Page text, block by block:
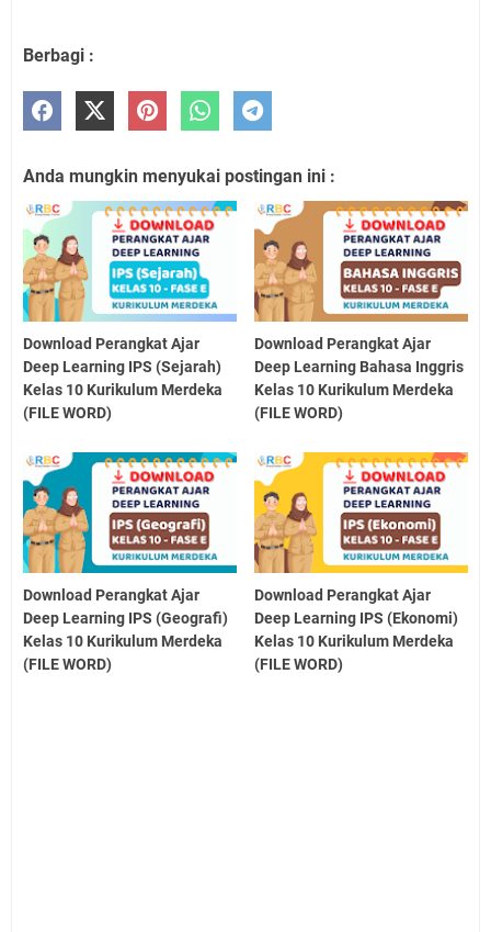
Berbagi :
Anda mungkin menyukai postingan ini :
Download Perangkat Ajar
Deep Learning IPS (Sejarah)
Kelas 10 Kurikulum Merdeka
(FILE WORD)
Download Perangkat Ajar
Deep Learning Bahasa Inggris
Kelas 10 Kurikulum Merdeka
(FILE WORD)
Download Perangkat Ajar
Deep Learning IPS (Geografi)
Kelas 10 Kurikulum Merdeka
(FILE WORD)
Download Perangkat Ajar
Deep Learning IPS (Ekonomi)
Kelas 10 Kurikulum Merdeka
(FILE WORD)